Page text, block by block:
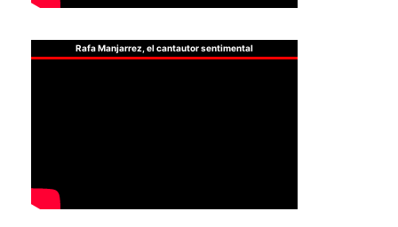
Rafa Manjarrez, el cantautor sentimental